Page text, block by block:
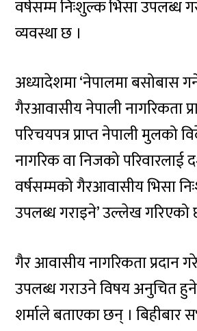
वर्षसम्म निःशुल्क भिसा उपलब्ध
व्यवस्था छ ।
अध्यादेशमा ‘नेपालमा बसोबास
गैरआवासीय नेपाली नागरिकता
परिचयपत्र प्राप्त नेपाली मुलको
नागरिक वा निजको परिवारलाई
वर्षसम्मको गैरआवासीय भिसा
उपलब्ध गराइने’ उल्लेख गरिएको
गैर आवासीय नागरिकता प्रदान
उपलब्ध गराउने विषय अनुचित हुने
शर्माले बताएका छन् । बिहीबार